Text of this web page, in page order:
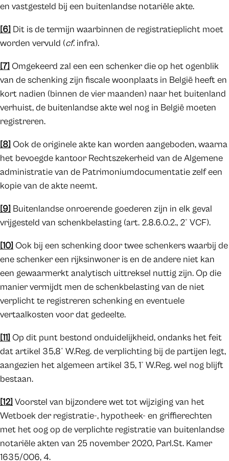
en vastgesteld bij een buitenlandse notariële akte.
[6] Dit is de termijn waarbinnen de registratieplicht moet
worden vervuld (cf. infra).
[7] Omgekeerd zal een een schenker die op het ogenblik
van de schenking zijn fiscale woonplaats in België heeft en
kort nadien (binnen de vier maanden) naar het buitenland
verhuist, de buitenlandse akte wel nog in België moeten
registreren.
[8] Ook de originele akte kan worden aangeboden, waarna
het bevoegde kantoor Rechtszekerheid van de Algemene
administratie van de Patrimoniumdocumentatie zelf een
kopie van de akte neemt.
[9] Buitenlandse onroerende goederen zijn in elk geval
vrijgesteld van schenkbelasting (art. 2.8.6.0.2., 2° VCF).
[10] Ook bij een schenking door twee schenkers waarbij de
ene schenker een rijksinwoner is en de andere niet kan
een gewaarmerkt analytisch uittreksel nuttig zijn. Op die
manier vermijdt men de schenkbelasting van de niet
verplicht te registreren schenking en eventuele
vertaalkosten voor dat gedeelte.
[11] Op dit punt bestond onduidelijkheid, ondanks het feit
dat artikel 35,8° W.Reg. de verplichting bij de partijen legt,
aangezien het algemeen artikel 35, 1° W.Reg. wel nog blijft
bestaan.
[12] Voorstel van bijzondere wet tot wijziging van het
Wetboek der registratie-, hypotheek- en griffierechten
met het oog op de verplichte registratie van buitenlandse
notariële akten van 25 november 2020, Parl.St. Kamer
1635/006, 4.